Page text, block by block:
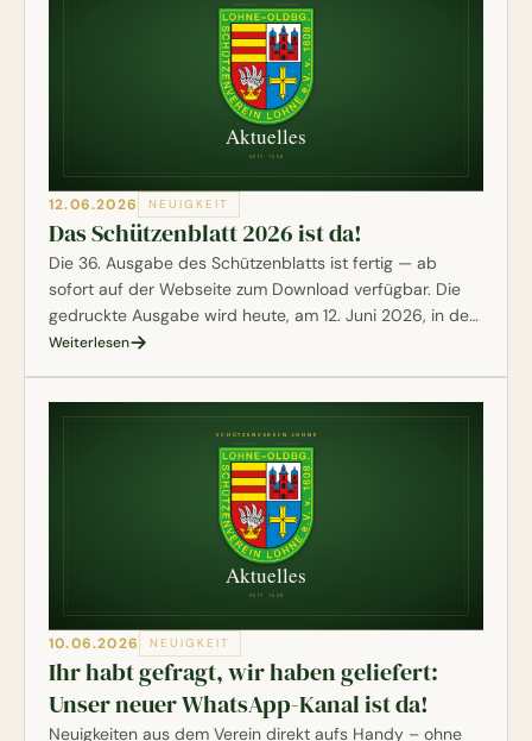
12.06.2026 NEUIGKEIT
Das Schützenblatt 2026 ist da!
Die 36. Ausgabe des Schützenblatts ist fertig — ab
sofort auf der Webseite zum Download verfügbar. Die
gedruckte Ausgabe wird heute, am 12. Juni 2026, in der
Schießsporthalle an die Bataillone ausgeteilt.
Weiterlesen
10.06.2026 NEUIGKEIT
Ihr habt gefragt, wir haben geliefert:
Unser neuer WhatsApp-Kanal ist da!
Neuigkeiten aus dem Verein direkt aufs Handy – ohne